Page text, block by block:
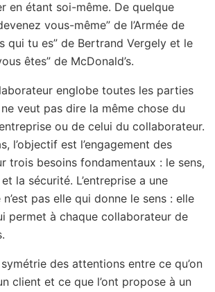
en étant soi-même. De quelque
vous-même” de l’Armée de
qui tu es” de Bertrand Vergely et le
êtes” de McDonald’s.
englobe toutes les parties
veut pas dire la même chose du
ou de celui du collaborateur.
l’objectif est l’engagement des
trois besoins fondamentaux : le sens,
la sécurité. L’entreprise a une
pas elle qui donne le sens : elle
permet à chaque collaborateur de
symétrie des attentions entre ce qu’on
client et ce que l’ont propose à un